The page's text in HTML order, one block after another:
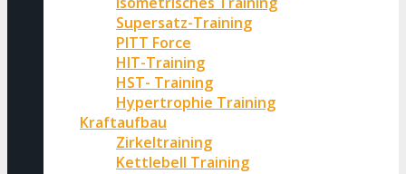
Supersatz-Training
PITT Force
HIT-Training
HST- Training
Hypertrophie Training
Kraftaufbau
Zirkeltraining
Kettlebell Training